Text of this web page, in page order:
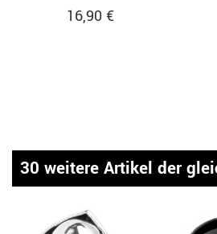
16,90 €
30 weitere Artikel der